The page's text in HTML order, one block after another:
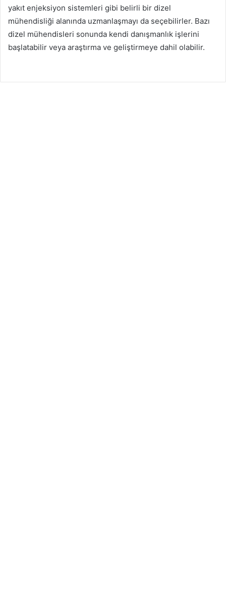
yakıt enjeksiyon sistemleri gibi belirli bir dizel
mühendisliği alanında uzmanlaşmayı da seçebilirler. Bazı
dizel mühendisleri sonunda kendi danışmanlık işlerini
başlatabilir veya araştırma ve geliştirmeye dahil olabilir.